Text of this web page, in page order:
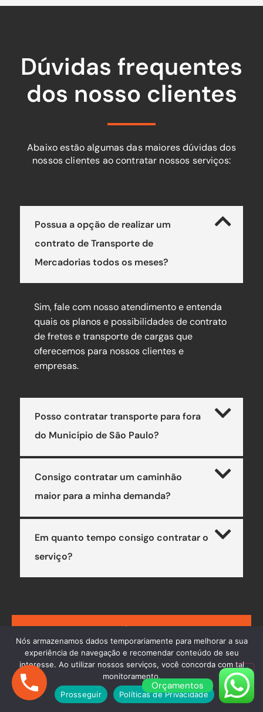
Dúvidas frequentes
dos nosso clientes
Abaixo estão algumas das maiores dúvidas dos
nossos clientes ao contratar nossos serviços:
Possua a opção de realizar um
contrato de Transporte de
Mercadorias todos os meses?
Sim, fale com nosso atendimento e entenda
quais os planos e possibilidades de contrato
de fretes e transporte de cargas que
oferecemos para nossos clientes e
empresas.
Posso contratar transporte para fora
do Município de São Paulo?
Consigo contratar um caminhão
maior para a minha demanda?
Em quanto tempo consigo contratar o
serviço?
CONTATO
Orçamentos
Nós armazenamos dados temporariamente para melhorar a sua
experiência de navegação e recomendar conteúdo de seu
interesse. Ao utilizar nossos serviços, você concorda com tal
monitoramento.
Prosseguir
Políticas de Privacidade